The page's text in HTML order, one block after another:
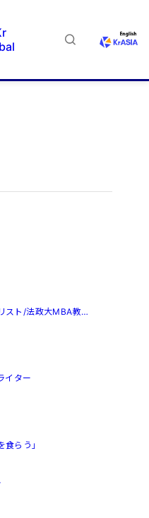
スト/法政大MBA教
イター
食らう」